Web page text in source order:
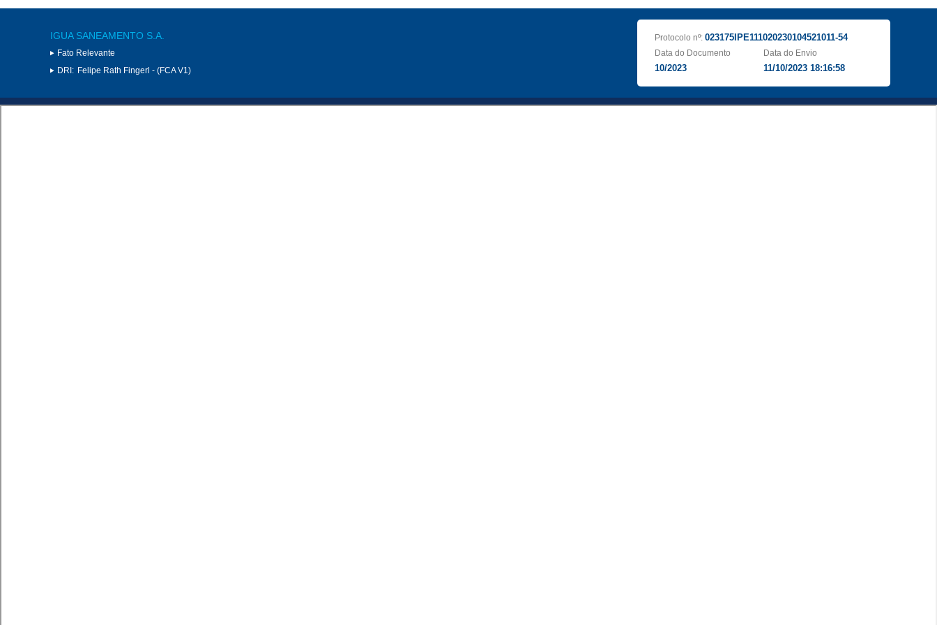
IGUA SANEAMENTO S.A.
Fato Relevante
DRI: Felipe Rath Fingerl - (FCA V1)
Protocolo nº: 023175IPE111020230104521011-54
Data do Documento
10/2023
Data do Envio
11/10/2023 18:16:58